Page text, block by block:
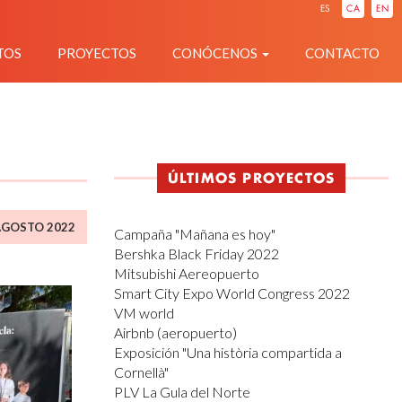
ES CA EN
PROYECTOS CONÓCENOS CONTACTO
2022
ÚLTIMOS PROYECTOS
Campaña "Mañana es hoy"
Bershka Black Friday 2022
Mitsubishi Aereopuerto
Smart City Expo World Congress 2022
VM world
Airbnb (aeropuerto)
Exposición "Una història compartida a
Cornellà"
PLV La Gula del Norte